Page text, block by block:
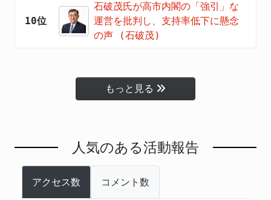
10位
石破茂氏が高市内閣の「強引」な
運営を批判し、支持率低下に懸念
の声 (石破茂)
もっと見る
人気のある活動報告
アクセス数 コメント数